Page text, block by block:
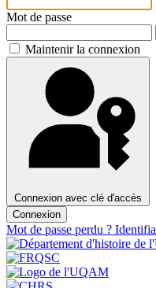
Mot de passe
Maintenir la connexion
Connexion avec clé d'accès
Connexion
Mot de passe perdu ?